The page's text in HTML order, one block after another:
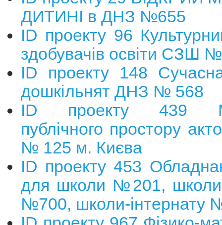
ДИТИНІ в ДНЗ №655
ID проекту 96
здобувачів освіти СЗШ
ID проекту 148
дошкільнят ДНЗ № 568
ID проекту 439
публічного простору
№ 125 м. Києва
ID проекту 453
для школи №201,
№700, школи-інтернату